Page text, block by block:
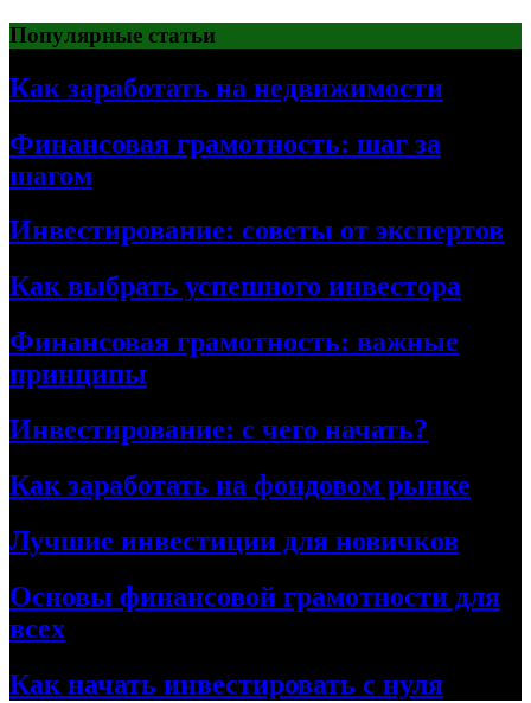
Перейти
к
содержимому
Популярные статьи
Как заработать на недвижимости
Финансовая грамотность: шаг за
шагом
Инвестирование: советы от экспертов
Как выбрать успешного инвестора
Финансовая грамотность: важные
принципы
Инвестирование: с чего начать?
Как заработать на фондовом рынке
Лучшие инвестиции для новичков
Основы финансовой грамотности для
всех
Как начать инвестировать с нуля